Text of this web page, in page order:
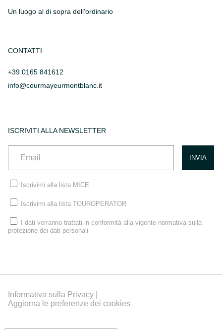
Un luogo al di sopra dell'ordinario
CONTATTI
+39 0165 841612
info@courmayeurmontblanc.it
ISCRIVITI ALLA NEWSLETTER
Iscrivimi alla lista MICE
Iscrivimi alla lista TOUROPERATOR
I dati verranno trattati in conformità alla vigente normativa sulla
protezione dei dati personali
Informativa sulla Privacy |
Aggiorna le preferenze dei cookies